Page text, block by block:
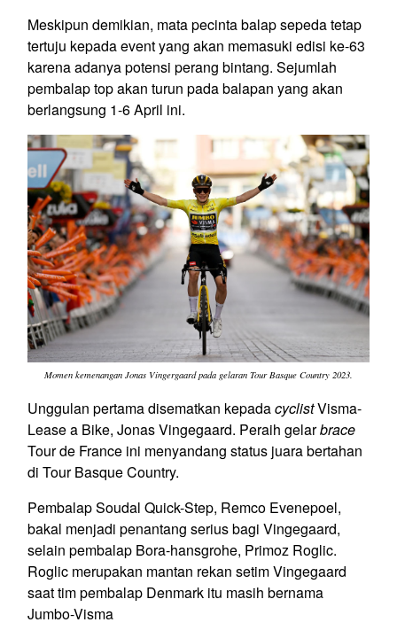
Meskipun demikian, mata pecinta balap sepeda tetap
tertuju kepada event yang akan memasuki edisi ke-63
karena adanya potensi perang bintang. Sejumlah
pembalap top akan turun pada balapan yang akan
berlangsung 1-6 April ini.
Momen kemenangan Jonas Vingergaard pada gelaran Tour Basque Country 2023.
Unggulan pertama disematkan kepadacyclistVisma-
Lease a Bike, Jonas Vingegaard. Peraih gelarbrace
Tour de France ini menyandang status juara bertahan
di Tour Basque Country.
Pembalap Soudal Quick-Step, Remco Evenepoel,
bakal menjadi penantang serius bagi Vingegaard,
selain pembalap Bora-hansgrohe, Primoz Roglic.
Roglic merupakan mantan rekan setim Vingegaard
saat tim pembalap Denmark itu masih bernama
Jumbo-Visma